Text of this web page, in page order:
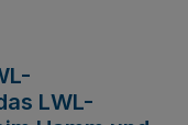
LWL-